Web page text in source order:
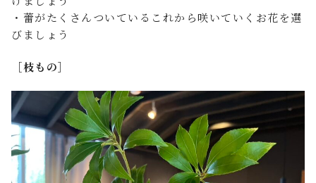
・蕾がたくさんついているこれから咲いていくお花を選
びましょう
［枝もの］